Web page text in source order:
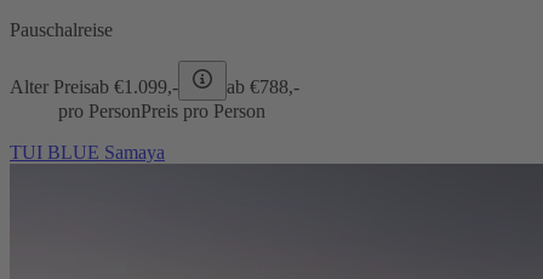
Pauschalreise
Alter Preisab €1.099,- ab €788,-
pro PersonPreis pro Person
TUI BLUE Samaya